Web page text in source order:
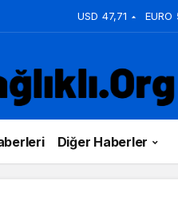
USD 47,71 EURO
Diğer Haberler